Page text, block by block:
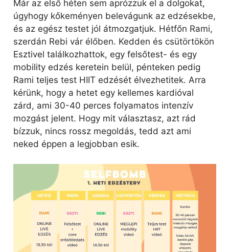
Már az első héten sem aprózzuk el a dolgokat,
úgyhogy kőkeményen belevágunk az edzésekbe,
és az egész testet jól átmozgatjuk. Hétfőn Rami,
szerdán Rebi vár élőben. Kedden és csütörtökön
Esztivel találkozhattok, egy felsőtest- és egy
mobility edzés keretein belül, pénteken pedig
Rami teljes test HIIT edzését élvezhetitek. Arra
kérünk, hogy a hetet egy kellemes kardióval
zárd, ami 30-40 perces folyamatos intenzív
mozgást jelent. Hogy mit választasz, azt rád
bízzuk, nincs rossz megoldás, tedd azt ami
neked éppen a legjobban esik.